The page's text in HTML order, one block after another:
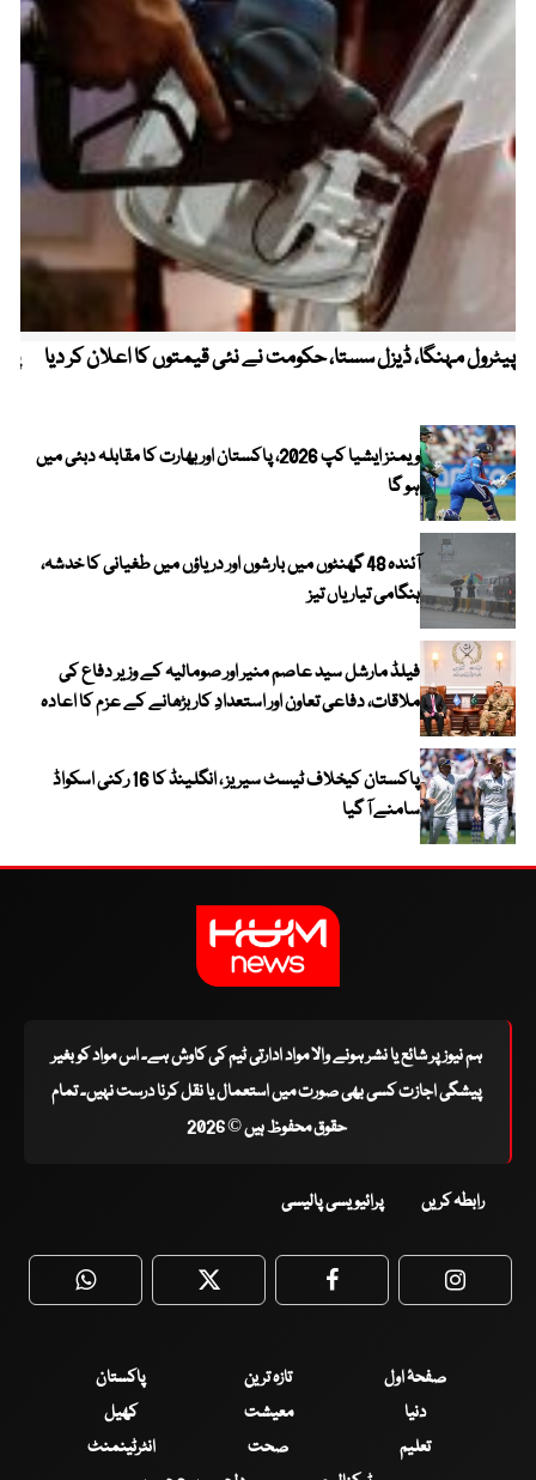
پیٹرول مہنگا، ڈیزل سستا، حکومت نے نئی قیمتوں کا اعلان کر دیا
ویمنز ایشیا کپ 2026، پاکستان اور بھارت کا مقابلہ دبئی میں
ہو گا
آئندہ 48 گھنٹوں میں بارشوں اور دریاؤں میں طغیانی کا خدشہ،
ہنگامی تیاریاں تیز
فیلڈ مارشل سید عاصم منیر اور صومالیہ کے وزیر دفاع کی
ملاقات، دفاعی تعاون اور استعدادِ کار بڑھانے کے عزم کا اعادہ
پاکستان کیخلاف ٹیسٹ سیریز ، انگلینڈ کا 16 رکنی اسکواڈ
سامنے آ گیا
ہم نیوز پر شائع یا نشر ہونے والا مواد ادارتی ٹیم کی کاوش ہے۔ اس مواد کو بغیر
پیشگی اجازت کسی بھی صورت میں استعمال یا نقل کرنا درست نہیں۔ تمام
حقوق محفوظ ہیں © 2026
رابطہ کریں پرائیویسی پالیسی
WhatsApp Twitter Facebook
صفحۂ اول تازہ ترین
پاکستان
دنیا
معیشت
کھیل
تعلیم
صحت
انٹرٹینمنٹ